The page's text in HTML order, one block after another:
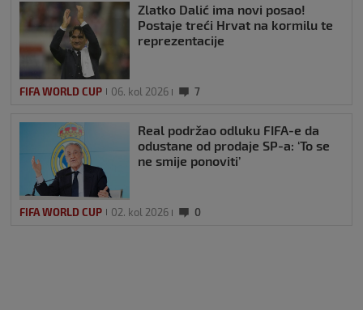
Zlatko Dalić ima novi posao!
Postaje treći Hrvat na kormilu te
reprezentacije
FIFA WORLD CUP 06. kol 2026 7
Real podržao odluku FIFA-e da
odustane od prodaje SP-a: ‘To se
ne smije ponoviti’
FIFA WORLD CUP 02. kol 2026 0